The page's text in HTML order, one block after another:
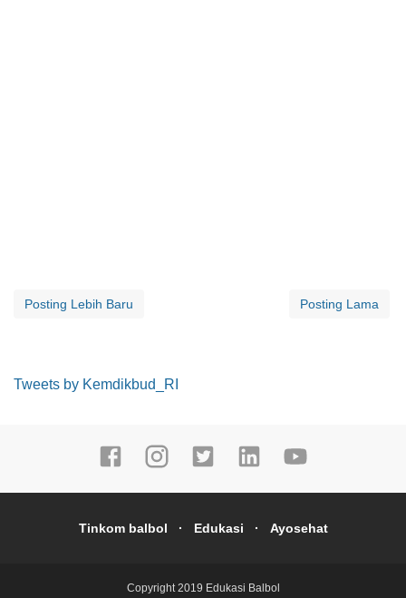
Posting Lebih Baru Posting Lama
Tweets by Kemdikbud_RI
Tinkom balbol Edukasi Ayosehat
Copyright 2019 Edukasi Balbol